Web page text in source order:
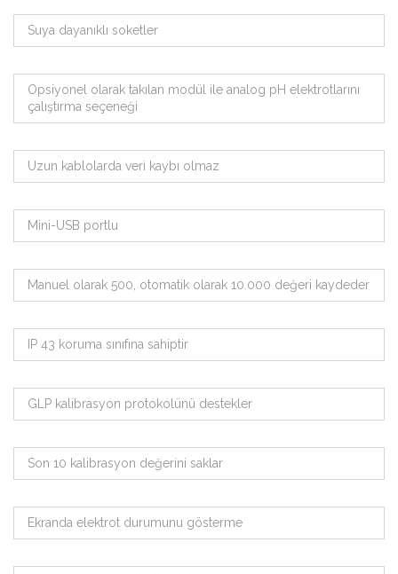
Suya dayanıklı soketler
Opsiyonel olarak takılan modül ile analog pH elektrotlarını
çalıştırma seçeneği
Uzun kablolarda veri kaybı olmaz
Mini-USB portlu
Manuel olarak 500, otomatik olarak 10.000 değeri kaydeder
IP 43 koruma sınıfına sahiptir
GLP kalibrasyon protokolünü destekler
Son 10 kalibrasyon değerini saklar
Ekranda elektrot durumunu gösterme